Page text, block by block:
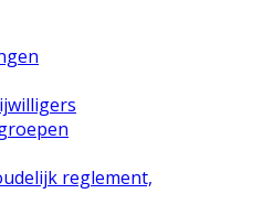
reglement,